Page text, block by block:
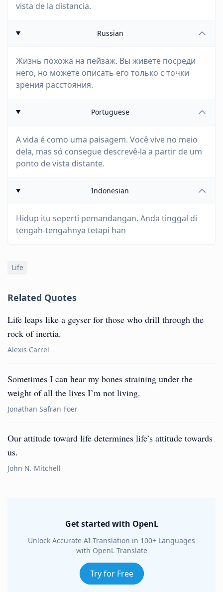
vista de la distancia.
Russian
Жизнь похожа на пейзаж. Вы живете посреди
него, но можете описать его только с точки
зрения расстояния.
Portuguese
A vida é como uma paisagem. Você vive no meio
dela, mas só consegue descrevê-la a partir de um
ponto de vista distante.
Indonesian
Hidup itu seperti pemandangan. Anda tinggal di
tengah-tengahnya tetapi han
Life
Related Quotes
Life leaps like a geyser for those who drill through the
rock of inertia.
Alexis Carrel
Sometimes I can hear my bones straining under the
weight of all the lives I’m not living.
Jonathan Safran Foer
Our attitude toward life determines life’s attitude towards
us.
John N. Mitchell
Get started with OpenL
Unlock Accurate AI Translation in 100+ Languages
with OpenL Translate
Try for Free